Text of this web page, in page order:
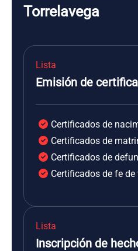
Torrelavega
Lista
Emisión de
Certificados de
Certificados de
Certificados de
Certificados de fe
Lista
Inscripción de